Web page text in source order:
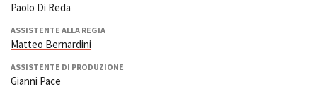
Paolo Di Reda
ASSISTENTE ALLA REGIA
Matteo Bernardini
ASSISTENTE DI PRODUZIONE
Gianni Pace